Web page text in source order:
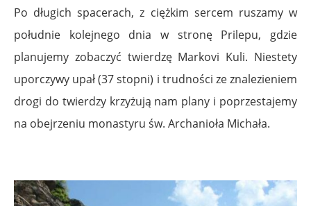
Po długich spacerach, z ciężkim sercem ruszamy w
południe kolejnego dnia w stronę Prilepu, gdzie
planujemy zobaczyć twierdzę Markovi Kuli. Niestety
uporczywy upał (37 stopni) i trudności ze znalezieniem
drogi do twierdzy krzyżują nam plany i poprzestajemy
na obejrzeniu monastyru św. Archanioła Michała.